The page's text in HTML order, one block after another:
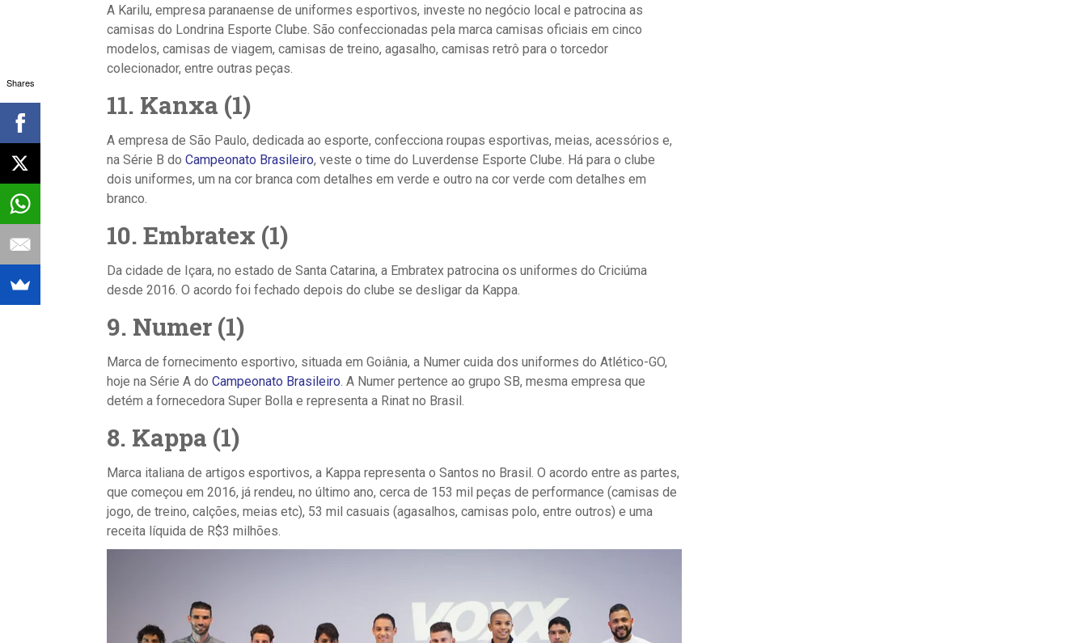
A Karilu, empresa paranaense de uniformes esportivos, investe no negócio local e patrocina as
camisas do Londrina Esporte Clube. São confeccionadas pela marca camisas oficiais em cinco
modelos, camisas de viagem, camisas de treino, agasalho, camisas retrô para o torcedor
colecionador, entre outras peças.
11. Kanxa (1)
A empresa de São Paulo, dedicada ao esporte, confecciona roupas esportivas, meias, acessórios e,
na Série B do Campeonato Brasileiro, veste o time do Luverdense Esporte Clube. Há para o clube
dois uniformes, um na cor branca com detalhes em verde e outro na cor verde com detalhes em
branco.
10. Embratex (1)
Da cidade de Içara, no estado de Santa Catarina, a Embratex patrocina os uniformes do Criciúma
desde 2016. O acordo foi fechado depois do clube se desligar da Kappa.
9. Numer (1)
Marca de fornecimento esportivo, situada em Goiânia, a Numer cuida dos uniformes do Atlético-GO,
hoje na Série A do Campeonato Brasileiro . A Numer pertence ao grupo SB, mesma empresa que
detém a fornecedora Super Bolla e representa a Rinat no Brasil.
8. Kappa (1)
Marca italiana de artigos esportivos, a Kappa representa o Santos no Brasil. O acordo entre as partes,
que começou em 2016, já rendeu, no último ano, cerca de 153 mil peças de performance (camisas de
jogo, de treino, calções, meias etc), 53 mil casuais (agasalhos, camisas polo, entre outros) e uma
receita líquida de R$3 milhões.
Shares